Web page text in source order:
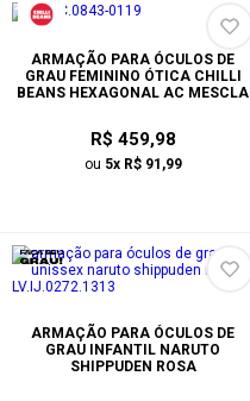
ARMAÇÃO PARA ÓCULOS DE
GRAU FEMININO ÓTICA CHILLI
BEANS HEXAGONAL AC MESCLA
R$ 459,98
ou 5x R$ 91,99
ARMAÇÃO PARA ÓCULOS DE
GRAU INFANTIL NARUTO
SHIPPUDEN ROSA